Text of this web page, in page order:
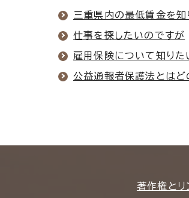
三重県内の最低賃金を知
仕事を探したいのですが
雇用保険について知りた
公益通報者保護法とはど
著作権とリ